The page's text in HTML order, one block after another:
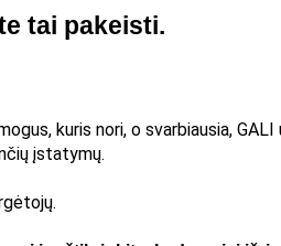
tai pakeisti.
kuris nori, o svarbiausia,
įstatymų.